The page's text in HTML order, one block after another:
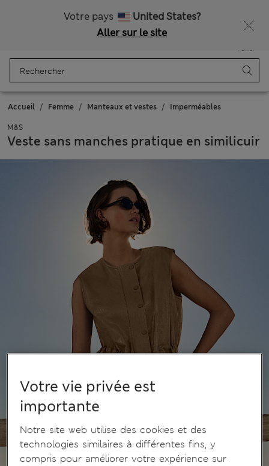
Votre pays
United States?
Aller sur le site
Panier
Accueil Femme Manteaux et vestes Imperméables
M&S
Veste sans manches pratique en similicuir
Votre vie privée est
importante
Notre site web utilise des cookies et des
technologies similaires à différentes fins, y
compris pour améliorer votre expérience sur